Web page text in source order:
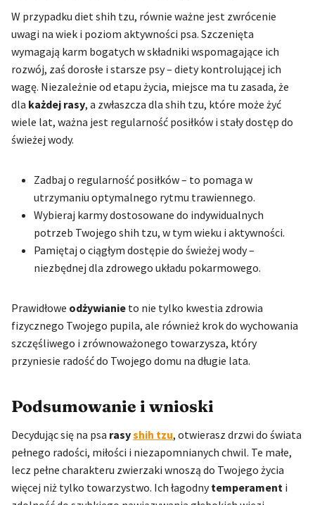
W przypadku diet shih tzu, równie ważne jest zwrócenie
uwagi na wiek i poziom aktywności psa. Szczenięta
wymagają karm bogatych w składniki wspomagające ich
rozwój, zaś dorosłe i starsze psy – diety kontrolującej ich
wagę. Niezależnie od etapu życia, miejsce ma tu zasada, że
dla każdej rasy, a zwłaszcza dla shih tzu, które może żyć
wiele lat, ważna jest regularność posiłków i stały dostęp do
świeżej wody.
Zadbaj o regularność posiłków – to pomaga w
utrzymaniu optymalnego rytmu trawiennego.
Wybieraj karmy dostosowane do indywidualnych
potrzeb Twojego shih tzu, w tym wieku i aktywności.
Pamiętaj o ciągłym dostępie do świeżej wody –
niezbędnej dla zdrowego układu pokarmowego.
Prawidłowe odżywianie to nie tylko kwestia zdrowia
fizycznego Twojego pupila, ale również krok do wychowania
szczęśliwego i zrównoważonego towarzysza, który
przyniesie radość do Twojego domu na długie lata.
Podsumowanie i wnioski
Decydując się na psa rasyshih tzu, otwierasz drzwi do świata
pełnego radości, miłości i niezapomnianych chwil. Te małe,
lecz pełne charakteru zwierzaki wnoszą do Twojego życia
więcej niż tylko towarzystwo. Ich łagodnytemperament i